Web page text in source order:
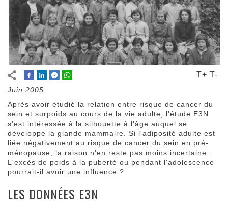
T+ T-
Juin 2005
Après avoir étudié la relation entre risque de cancer du
sein et surpoids au cours de la vie adulte, l'étude E3N
s'est intéressée à la silhouette à l'âge auquel se
développe la glande mammaire. Si l'adiposité adulte est
liée négativement au risque de cancer du sein en pré-
ménopause, la raison n'en reste pas moins incertaine.
L'excès de poids à la puberté ou pendant l'adolescence
pourrait-il avoir une influence ?
LES DONNÉES E3N